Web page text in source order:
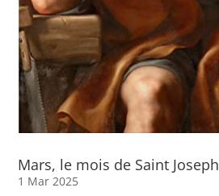
Mars, le mois de Saint Joseph
1 Mar 2025